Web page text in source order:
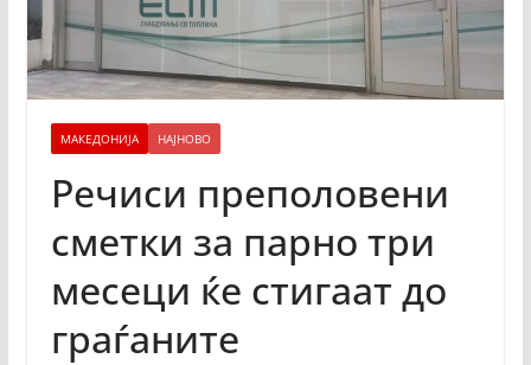
МАКЕДОНИЈА НАЈНОВО
Речиси преполовени
сметки за парно три
месеци ќе стигаат до
граѓаните